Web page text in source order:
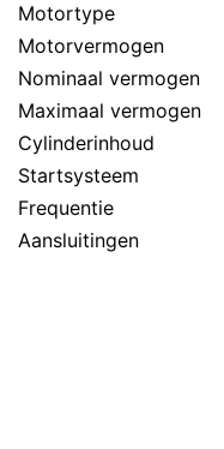
Motortype
Motorvermogen
Nominaal vermogen
Maximaal vermogen
Cylinderinhoud
Startsysteem
Frequentie
Aansluitingen